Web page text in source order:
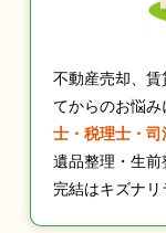
不動産売却、
てからのお悩み
士・税理士・司
遺品整理・生
完結はキズナリ